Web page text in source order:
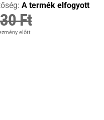
A termék elfogyott
Ft
előtt